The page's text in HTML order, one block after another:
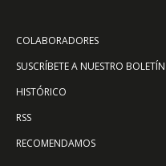
COLABORADORES
SUSCRÍBETE A NUESTRO BOLETÍN
HISTÓRICO
RSS
RECOMENDAMOS